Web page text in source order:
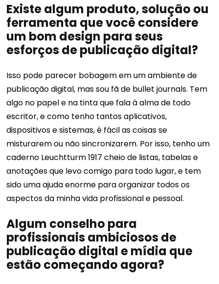
Existe algum produto, solução ou
ferramenta que você considere
um bom design para seus
esforços de publicação digital?
Isso pode parecer bobagem em um ambiente de
publicação digital, mas sou fã de bullet journals. Tem
algo no papel e na tinta que fala à alma de todo
escritor, e como tenho tantos aplicativos,
dispositivos e sistemas, é fácil as coisas se
misturarem ou não sincronizarem. Por isso, tenho um
caderno Leuchtturm 1917 cheio de listas, tabelas e
anotações que levo comigo para todo lugar, e tem
sido uma ajuda enorme para organizar todos os
aspectos da minha vida profissional e pessoal.
Algum conselho para
profissionais ambiciosos de
publicação digital e mídia que
estão começando agora?